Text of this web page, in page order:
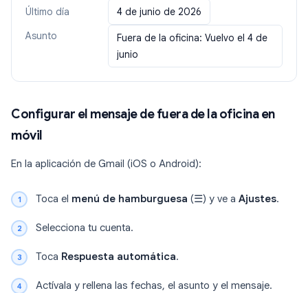
Último día
4 de junio de 2026
Asunto
Fuera de la oficina: Vuelvo el 4 de
junio
Configurar el mensaje de fuera de la oficina en
móvil
En la aplicación de Gmail (iOS o Android):
Toca el menú de hamburguesa (☰) y ve a Ajustes.
Selecciona tu cuenta.
Toca Respuesta automática.
Actívala y rellena las fechas, el asunto y el mensaje.